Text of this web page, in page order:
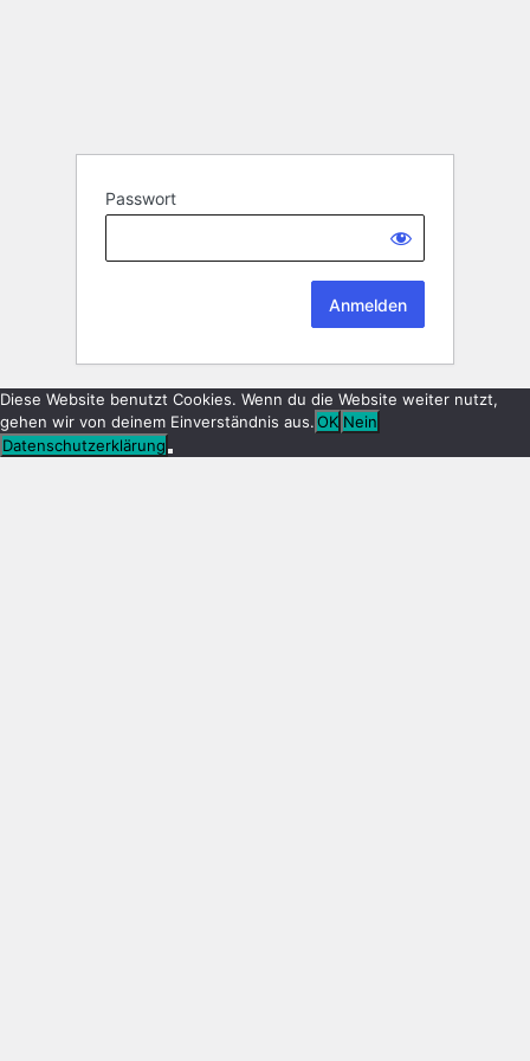
Passwort
Diese Website benutzt Cookies. Wenn du die Website weiter nutzt,
gehen wir von deinem Einverständnis aus.OK Nein
Datenschutzerklärung